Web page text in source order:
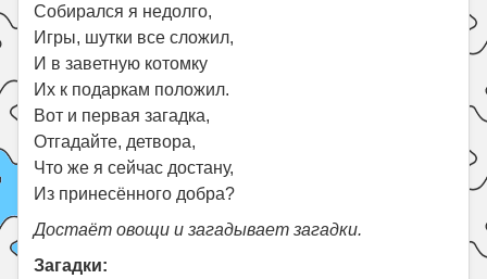
Собирался я недолго,
Игры, шутки все сложил,
И в заветную котомку
Их к подаркам положил.
Вот и первая загадка,
Отгадайте, детвора,
Что же я сейчас достану,
Из принесённого добра?
Достаёт овощи и загадывает загадки.
Загадки: